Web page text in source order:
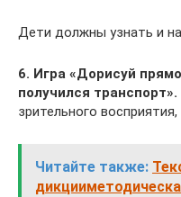
Дети должны узнать и
6. Игра «Дорисуй
получился транспорт».
зрительного
Читайте также: